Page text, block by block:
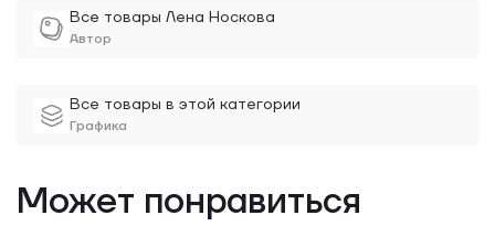
Все товары Лена Носкова
Автор
Все товары в этой категории
Графика
Может понравиться